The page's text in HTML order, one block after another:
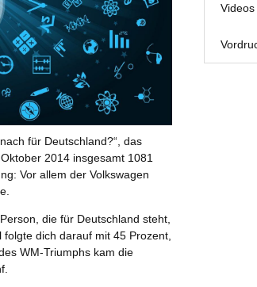
für Deutschland?“, das
2014 insgesamt 1081
Vor allem der Volkswagen
die für Deutschland steht,
dich darauf mit 45 Prozent,
WM-Triumphs kam die